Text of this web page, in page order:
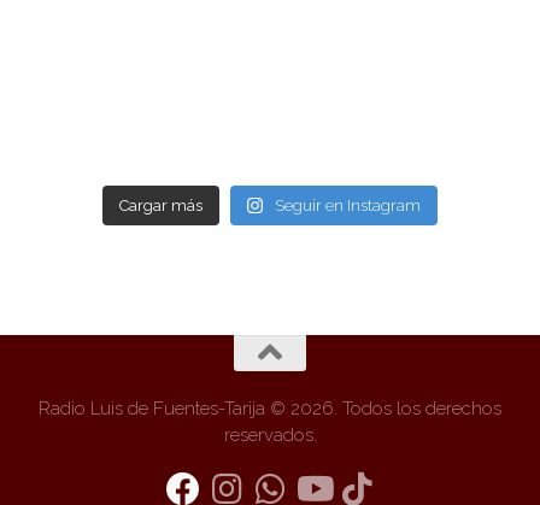
Cargar más Seguir en Instagram
Radio Luis de Fuentes-Tarija © 2026. Todos los derechos
reservados.